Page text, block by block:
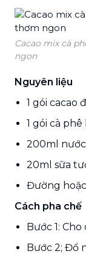
Cacao mix cà
ngon
Nguyên liệu
1 gói cacao
1 gói cà
200ml
20ml sữa
Đường hoặc
Cách pha chế
Bước 1:
Bước 2; Đổ